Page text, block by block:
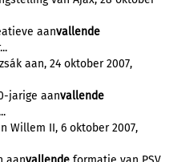
aanvallende
aan, 24 oktober 2007,
jarige aanvallende
Willem II, 6 oktober 2007,